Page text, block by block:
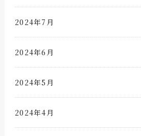
2024年7月
2024年6月
2024年5月
2024年4月